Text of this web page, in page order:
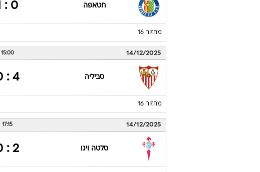
חטאפה 0 : 1
מחזור 16
14/12/2025
15:00
סביליה 4 : 0
מחזור 16
14/12/2025
17:15
סלטה ויגו 2 : 0